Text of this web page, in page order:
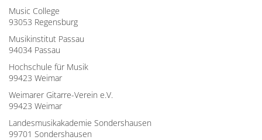
Music College
93053 Regensburg
Musikinstitut Passau
94034 Passau
Hochschule für Musik
99423 Weimar
Weimarer Gitarre-Verein e.V.
99423 Weimar
Landesmusikakademie Sondershausen
99701 Sondershausen